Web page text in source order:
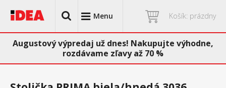
Menu Košík: prázdny
Augustový výpredaj už dnes! Nakupujte výhodne,
rozdávame zľavy až 70 %